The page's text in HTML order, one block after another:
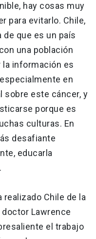
hay cosas muy
para evitarlo. Chile,
de que es un país
una población
la información es
en
sobre este cáncer, y
porque es
culturas. En
desafiante
educarla
realizado Chile de la
Lawrence
el trabajo